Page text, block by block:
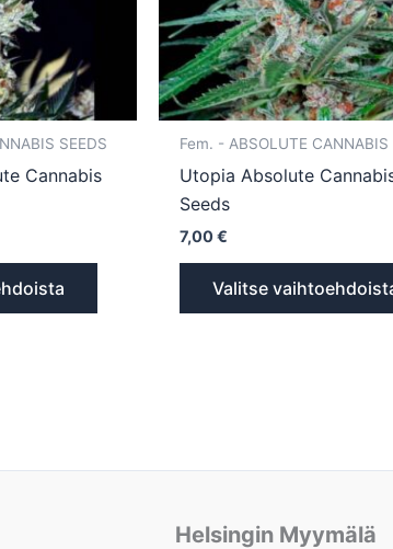
SEEDS
Cannabis
valinnat
tuotteen
Fem. - ABSOLUTE CANNABIS
Utopia Absolute
Seeds
7,00€
Valitse
Helsingin Myymälä